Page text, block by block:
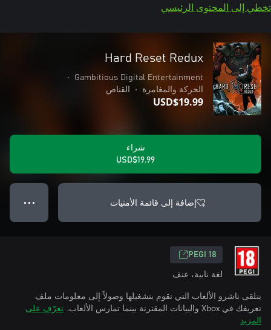
تخطي إلى المحتوى الرئيسي
Hard Reset Redux
Gambitious Digital Entertainment
•
الحركة والمغامرة
• القناص
USD$19.99
شراء
USD$19.99
إضافة إلى قائمة الأمنيات ● ● ●
PEGI 18
لغة نابية، عنف
يتلقى ناشرو الألعاب التي تقوم بتشغيلها وصولاً إلى معلومات ملف
تعريفك في Xbox والبيانات المقترنة بينما تمارس الألعاب.
تعرّف على
المزيد